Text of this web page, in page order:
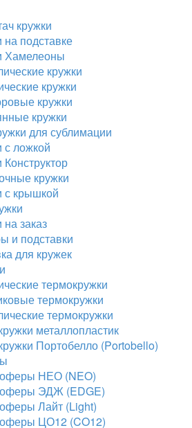
кружки
на подставке
Хамелеоны
кружки
кружки
кружки
кружки
для сублимации
с ложкой
Конструктор
кружки
с крышкой
на заказ
и подставки
для кружек
термокружки
термокружки
термокружки
металлопластик
Портобелло (Portobello)
НЕО (NEO)
ЭДЖ (EDGE)
Лайт (Light)
ЦО12 (CO12)